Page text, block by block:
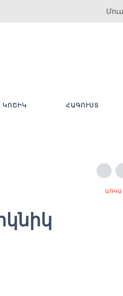
ԿՈՇԻԿ ՀԱԳՈՒՍՏ
ԱՌԿԱ